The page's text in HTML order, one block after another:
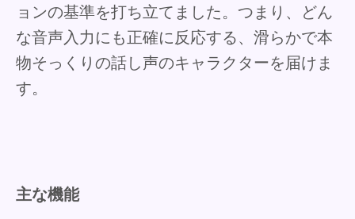
ョンの基準を打ち立てました。つまり、どん
な音声入力にも正確に反応する、滑らかで本
物そっくりの話し声のキャラクターを届けま
す。
主な機能